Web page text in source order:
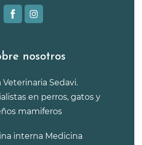
nosotros
Veterinaria Sedavi.
en perros, gatos y
mamiferos
interna Medicina